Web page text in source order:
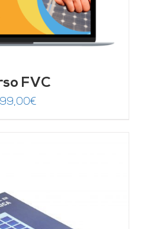
FVC
€